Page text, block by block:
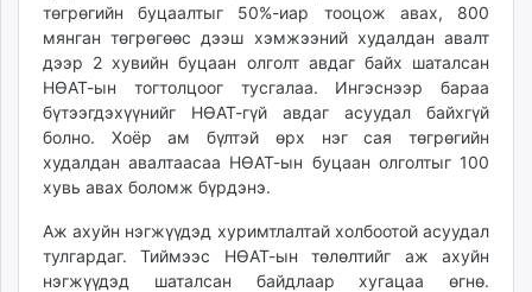
төгрөгийн буцаалтыг 50%-иар тооцож авах, 800
мянган төгрөгөөс дээш хэмжээний худалдан авалт
дээр 2 хувийн буцаан олголт авдаг байх шаталсан
НӨАТ-ын тогтолцоог тусгалаа. Ингэснээр бараа
бүтээгдэхүүнийг НӨАТ-гүй авдаг асуудал байхгүй
болно. Хоёр ам бүлтэй өрх нэг сая төгрөгийн
худалдан авалтаасаа НӨАТ-ын буцаан олголтыг 100
хувь авах боломж бүрдэнэ.
Аж ахуйн нэгжүүдэд хуримтлалтай холбоотой асуудал
тулгардаг. Тиймээс НӨАТ-ын төлөлтийг аж ахуйн
нэгжүүдэд шаталсан байдлаар хугацаа өгнө.